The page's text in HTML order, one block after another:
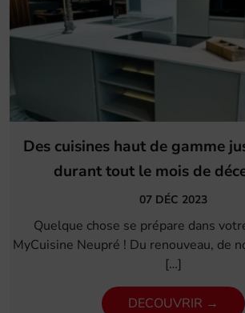
Des cuisines haut de gamme
durant tout le mois de
07 DÉC 2023
Quelque chose se prépare dans
MyCuisine Neupré ! Du renouveau, de
[…]
DECOUVRIR →